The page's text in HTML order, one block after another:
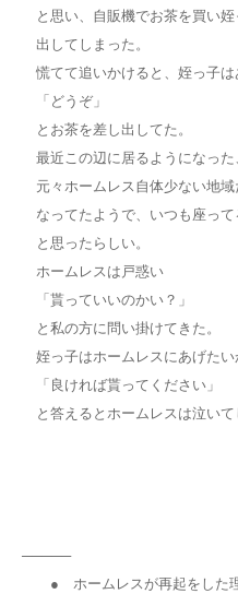
と思い、自販機でお茶を買い姪
出してしまった。
慌てて追いかけると、姪っ子は
「どうぞ」
とお茶を差し出してた。
最近この辺に居るようになった
元々ホームレス自体少ない地
なってたようで、いつも座っ
と思ったらしい。
ホームレスは戸惑い
「貰っていいのかい？」
と私の方に問い掛けてきた。
姪っ子はホームレスにあげたい
「良ければ貰ってください」
と答えるとホームレスは泣いて
─────
● ホームレスが再起をした